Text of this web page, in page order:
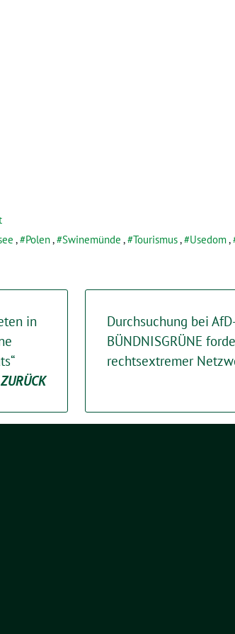
, Polen, Swinemünde , Tourismus, Usedom,
in
ZURÜCK
Durchsuchung bei
BÜNDNISGRÜNE
rechtsextremer